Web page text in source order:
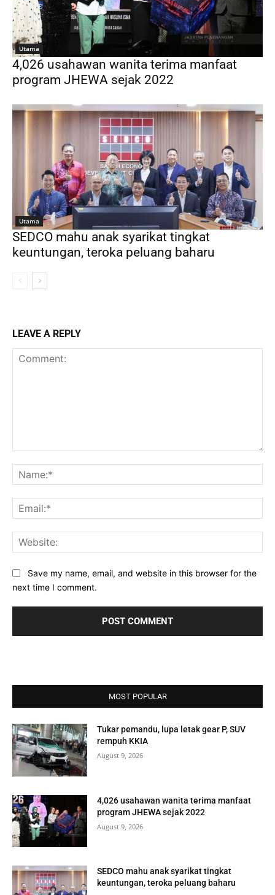
Utama
4,026 usahawan wanita terima manfaat
program JHEWA sejak 2022
Utama
SEDCO mahu anak syarikat tingkat
keuntungan, teroka peluang baharu
LEAVE A REPLY
Save my name, email, and website in this browser for the
next time I comment.
MOST POPULAR
Tukar pemandu, lupa letak gear P, SUV
rempuh KKIA
August 9, 2026
4,026 usahawan wanita terima manfaat
program JHEWA sejak 2022
August 9, 2026
SEDCO mahu anak syarikat tingkat
keuntungan, teroka peluang baharu